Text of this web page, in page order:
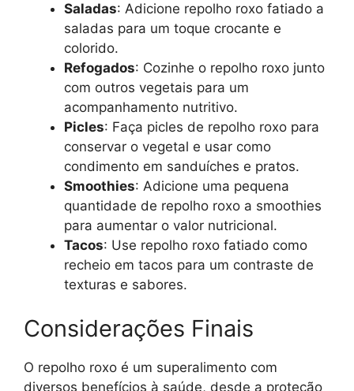
Saladas: Adicione repolho roxo fatiado a
saladas para um toque crocante e
colorido.
Refogados: Cozinhe o repolho roxo junto
com outros vegetais para um
acompanhamento nutritivo.
Picles: Faça picles de repolho roxo para
conservar o vegetal e usar como
condimento em sanduíches e pratos.
Smoothies: Adicione uma pequena
quantidade de repolho roxo a smoothies
para aumentar o valor nutricional.
Tacos: Use repolho roxo fatiado como
recheio em tacos para um contraste de
texturas e sabores.
Considerações Finais
O repolho roxo é um superalimento com
diversos benefícios à saúde, desde a proteção